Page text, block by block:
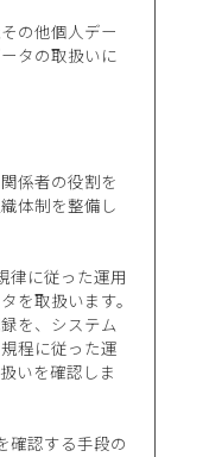
の他個人デー
タの取扱いに
係者の役割を
体制を整備し
律に従った運用
を取扱います。
を、システム
程に従った運
いを確認しま
確認する手段の